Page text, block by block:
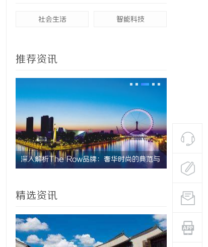
社会生活 智能科技
推荐资讯
深入解析The Row品牌：奢华时尚的典范与 飞牛影视
精选资讯